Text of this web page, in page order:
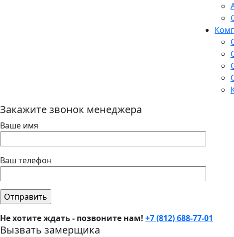
Закажите звонок менеджера
Ваше имя
Ваш телефон
Не хотите ждать - позвоните нам! +7 (812) 688-77-01
Вызвать замерщика